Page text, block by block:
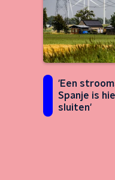
'Een
Spanje is
sluiten'